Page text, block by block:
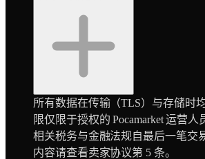
所有数据在传输（TLS）与存储时
限仅限于授权的 Pocamarket 运营
相关税务与金融法规自最后一笔交
内容请查看卖家协议第 5 条。